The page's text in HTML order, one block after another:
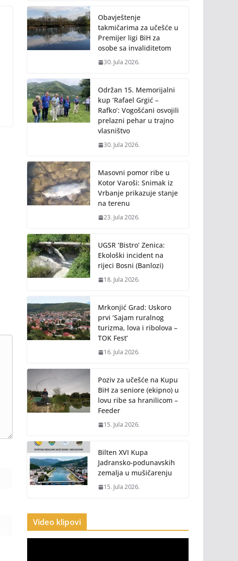
o
k
n
k
Obavještenje
takmičarima za učešće u
Premijer ligi BiH za
osobe sa invaliditetom
30. Jula 2026.
Održan 15. Memorijalni
kup ‘Rafael Grgić –
Rafko’: Vogošćani osvojili
prelazni pehar u trajno
vlasništvo
30. Jula 2026.
Masovni pomor ribe u
Kotor Varoši: Snimak iz
Vrbanje prikazuje stanje
na terenu
23. Jula 2026.
UGSR ‘Bistro’ Zenica:
Ekološki incident na
rijeci Bosni (Banlozi)
18. Jula 2026.
Mrkonjić Grad: Uskoro
prvi ‘Sajam ruralnog
turizma, lova i ribolova –
TOK Fest’
16. Jula 2026.
Poziv za učešće na Kupu
BiH za seniore (ekipno) u
lovu ribe sa hranilicom –
Feeder
15. Jula 2026.
Bilten XVI Kupa
Jadransko-podunavskih
zemalja u mušičarenju
15. Jula 2026.
Video klipovi